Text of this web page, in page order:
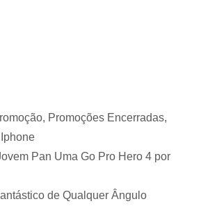
, Promoções Encerradas,
Pan Uma Go Pro Hero 4 por
de Qualquer Ângulo